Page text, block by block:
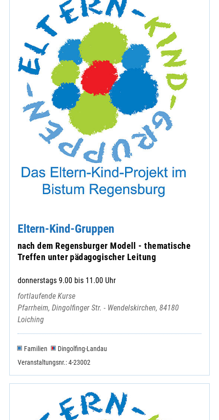
Eltern-Kind-Gruppen
nach dem Regensburger Modell - thematische
Treffen unter pädagogischer Leitung
donnerstags 9.00 bis 11.00 Uhr
fortlaufende Kurse
Pfarrheim, Dingolfinger Str. - Wendelskirchen, 84180
Loiching
Familien
Dingolfing-Landau
Veranstaltungsnr.: 4-23002